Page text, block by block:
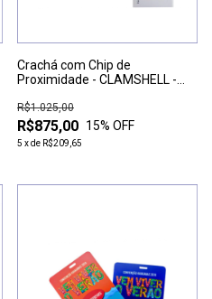
Crachá com Chip de
Proximidade - CLAMSHELL -
R$875,00
R$1.025,00
15% OFF
5 xde R$209,65